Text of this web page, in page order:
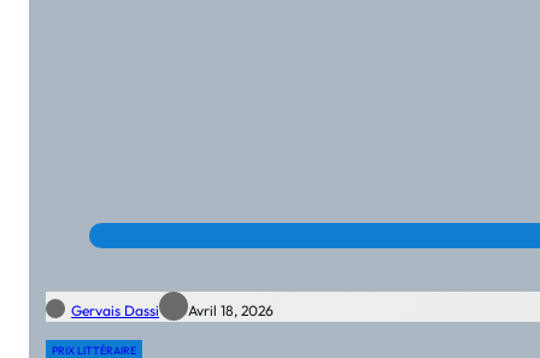
Gervais Dassi Avril 18, 2026
PRIX LITTÉRAIRE